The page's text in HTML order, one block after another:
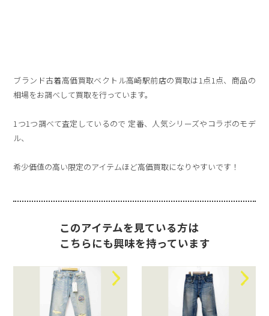
ブランド古着高価買取ベクトル高崎駅前店の買取は1点1点、商品の
相場をお調べして買取を行っています。
1つ1つ調べて査定しているので 定番、人気シリーズやコラボのモデ
ル、
希少価値の高い限定のアイテムほど高価買取になりやすいです！
このアイテムを見ている方は
こちらにも興味を持っています